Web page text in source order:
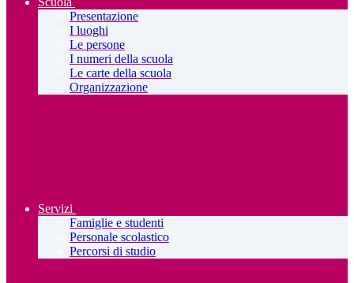
Presentazione
I luoghi
Le persone
I numeri della scuola
Le carte della scuola
Organizzazione
Servizi
Famiglie e studenti
Personale scolastico
Percorsi di studio